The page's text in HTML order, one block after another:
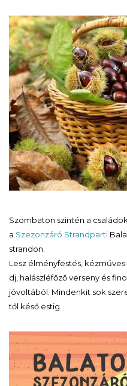
Szombaton szintén a
a Szezonzáró Strandparti
strandon.
Lesz élményfestés,
dj, halászléfőző verseny és
jóvoltából. Mindenkit sok
től késő estig.